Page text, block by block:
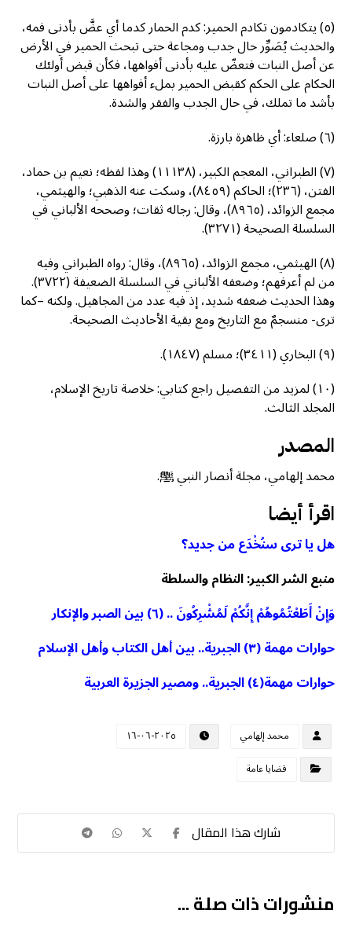
(٥) يتكادمون تكادم الحمير: كدم الحمار كدما أي عضَّ بأدنى فمه،
والحديث يُصَوِّر حال جدب ومجاعة حتى تبحث الحمير في الأرض
عن أصل النبات فتعضّ عليه بأدنى أفواهها، فكأن قبض أولئك
الحكام على الحكم كقبض الحمير بملء أفواهها على أصل النبات
بأشد ما تملك، في حال الجدب والفقر والشدة.
(٦) صلعاء: أي ظاهرة بارزة.
(٧) الطبراني، المعجم الكبير، (١١١٣٨) وهذا لفظه؛ نعيم بن حماد،
الفتن، (٢٣٦)؛ الحاكم (٨٤٥٩)، وسكت عنه الذهبي؛ والهيثمي،
مجمع الزوائد، (٨٩٦٥)، وقال: رجاله ثقات؛ وصححه الألباني في
السلسلة الصحيحة (٣٢٧١).
(٨) الهيثمي، مجمع الزوائد، (٨٩٦٥)، وقال: رواه الطبراني وفيه
من لم أعرفهم؛ وضعفه الألباني في السلسلة الضعيفة (٣٧٢٢).
وهذا الحديث ضعفه شديد، إذ فيه عدد من المجاهيل. ولكنه –كما
ترى- منسجمٌ مع التاريخ ومع بقية الأحاديث الصحيحة.
(٩) البخاري (٣٤١١)؛ مسلم (١٨٤٧).
(١٠) لمزيد من التفصيل راجع كتابي: خلاصة تاريخ الإسلام،
المجلد الثالث.
المصدر
محمد إلهامي، مجلة أنصار النبي ﷺ.
اقرأ أيضا
هل يا ترى سنُخْدَع من جديد؟
منبع الشر الكبير: النظام والسلطة
وَإِنْ أَطَعْتُمُوهُمْ إِنَّكُمْ لَمُشْرِكُونَ .. (٦) بين الصبر والإنكار
حوارات مهمة (٣) الجبرية.. بين أهل الكتاب وأهل الإسلام
حوارات مهمة(٤) الجبرية.. ومصير الجزيرة العربية
محمد إلهامي
٢٠٢٥-٠٦-١٦
قضايا عامة
منشورات ذات صلة ...